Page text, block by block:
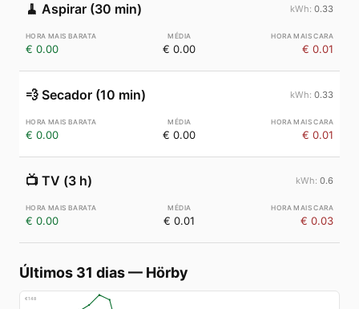
🧹 Aspirar (30 min) 0.33
€ 0.00 € 0.00 € 0.01
💨 Secador (10 min) 0.33
€ 0.00 € 0.00 € 0.01
📺 TV (3 h) 0.6
€ 0.00 € 0.01 € 0.03
Últimos 31 dias— Hörby
€148